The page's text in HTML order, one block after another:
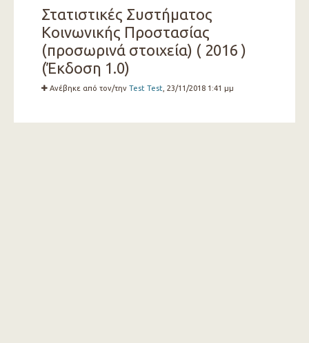
Στατιστικές Συστήματος
Κοινωνικής Προστασίας
(προσωρινά στοιχεία) ( 2016 )
(Έκδοση 1.0)
Ανέβηκε από τον/την Test Test , 23/11/2018 1:41 μμ